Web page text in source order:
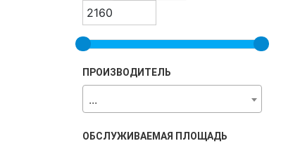
ПРОИЗВОДИТЕЛЬ
...
ОБСЛУЖИВАЕМАЯ ПЛОЩАДЬ